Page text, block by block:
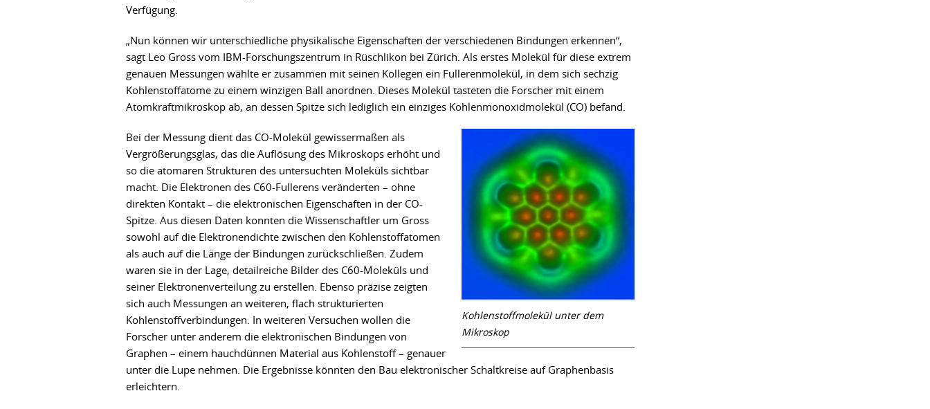
Verfügung.
„Nun können wir unterschiedliche physikalische Eigenschaften der verschiedenen Bindungen erkennen“,
sagt Leo Gross vom IBM-Forschungszentrum in Rüschlikon bei Zürich. Als erstes Molekül für diese extrem
genauen Messungen wählte er zusammen mit seinen Kollegen ein Fullerenmolekül, in dem sich sechzig
Kohlenstoffatome zu einem winzigen Ball anordnen. Dieses Molekül tasteten die Forscher mit einem
Atomkraftmikroskop ab, an dessen Spitze sich lediglich ein einziges Kohlenmonoxidmolekül (CO) befand.
Kohlenstoffmolekül unter dem
Mikroskop
Bei der Messung dient das CO-Molekül gewissermaßen als
Vergrößerungsglas, das die Auflösung des Mikroskops erhöht und
so die atomaren Strukturen des untersuchten Moleküls sichtbar
macht. Die Elektronen des C60-Fullerens veränderten – ohne
direkten Kontakt – die elektronischen Eigenschaften in der CO-
Spitze. Aus diesen Daten konnten die Wissenschaftler um Gross
sowohl auf die Elektronendichte zwischen den Kohlenstoffatomen
als auch auf die Länge der Bindungen zurückschließen. Zudem
waren sie in der Lage, detailreiche Bilder des C60-Moleküls und
seiner Elektronenverteilung zu erstellen. Ebenso präzise zeigten
sich auch Messungen an weiteren, flach strukturierten
Kohlenstoffverbindungen. In weiteren Versuchen wollen die
Forscher unter anderem die elektronischen Bindungen von
Graphen – einem hauchdünnen Material aus Kohlenstoff – genauer
unter die Lupe nehmen. Die Ergebnisse könnten den Bau elektronischer Schaltkreise auf Graphenbasis
erleichtern.